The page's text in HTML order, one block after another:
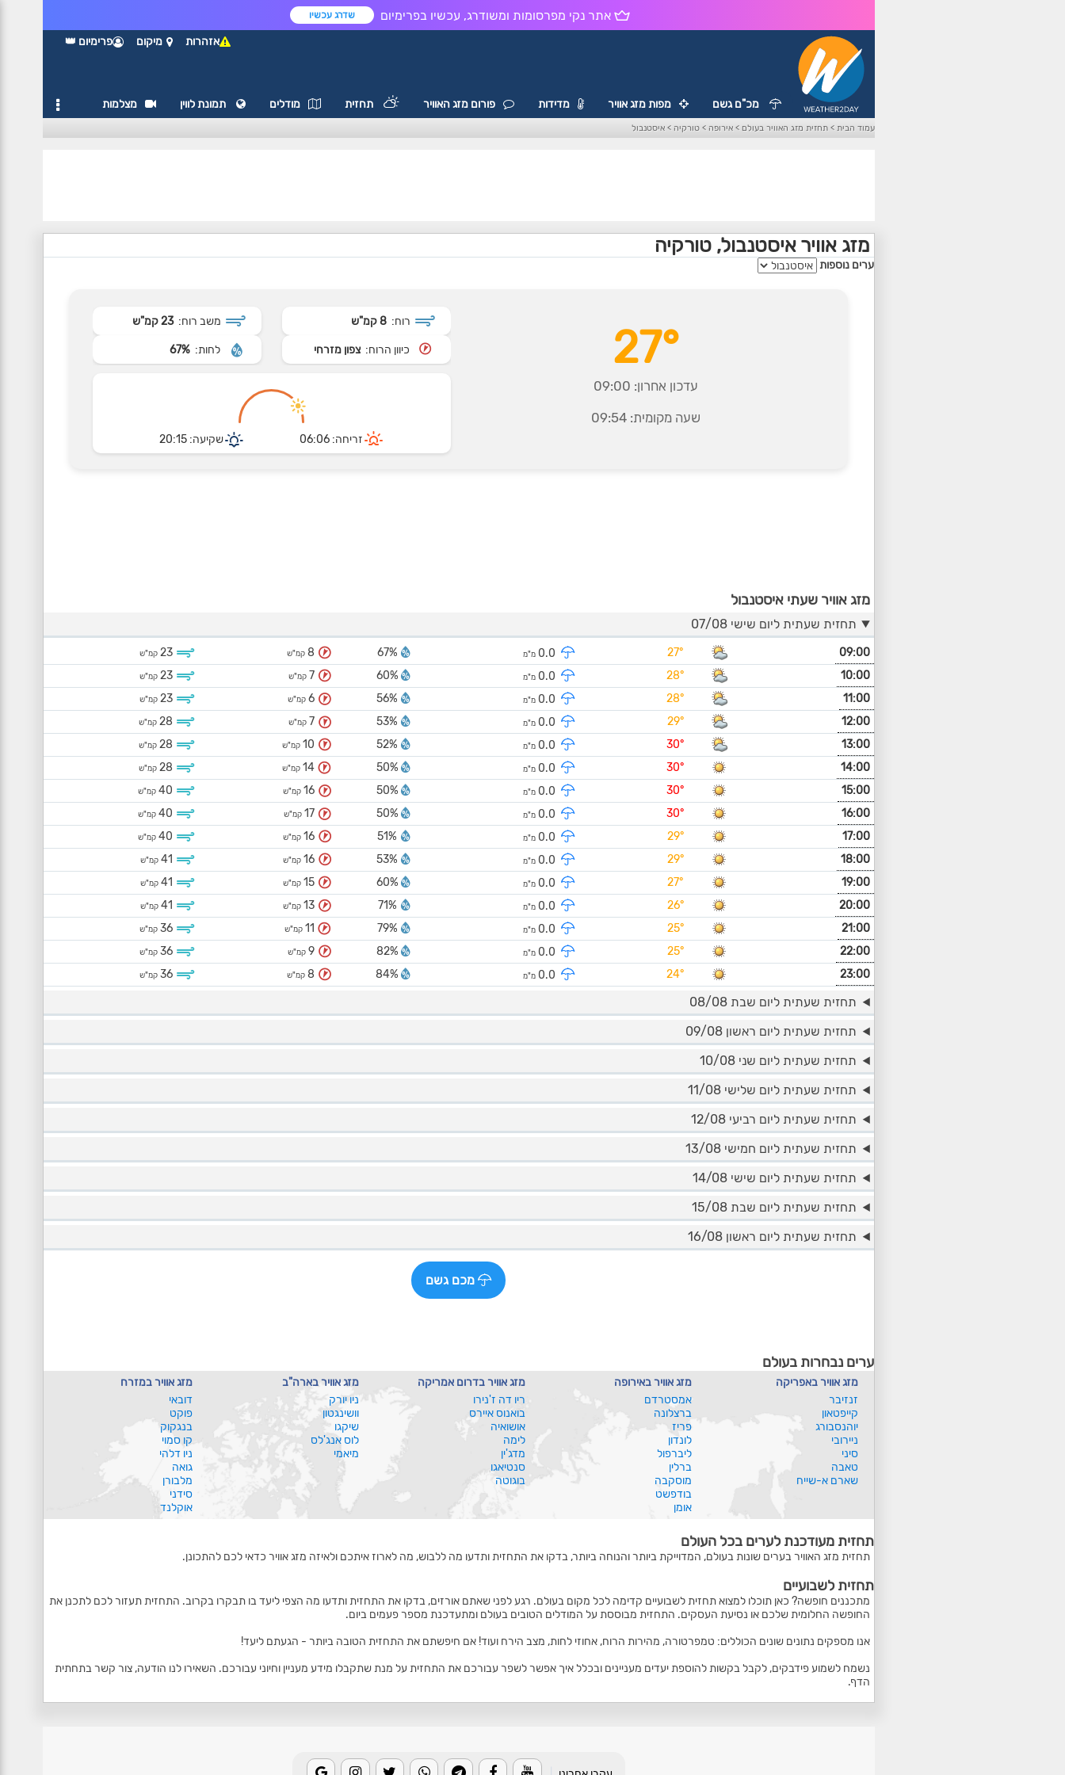
אתר נקי מפרסומות ומשודרג, עכשיו בפרימיום שדרג עכשיו
אזהרות מיקום פרימיום 👑
מכ"ם גשם מפות מזג אוויר מדידות פורום מזג האוויר תחזית מודלים תמונת לווין מצלמות
עמוד הבית >תחזית מזג האוויר בעולם >אירופה >טורקיה >איסטנבול
מזג אוויר איסטנבול, טורקיה
ערים נוספות
27°
עדכון אחרון: 09:00
שעה מקומית:09:54
רוח: 8 קמ"ש משב רוח: 23 קמ"ש
כיוון הרוח: צפון מזרחי לחות: 67%
זריחה: 06:06 שקיעה: 20:15
מזג אוויר שעתי איסטנבול
תחזית שעתית ליום שישי 07/08
09:00
27° מ"מ 67%
8 קמ"ש 23 קמ"ש
10:00
28° מ"מ 60%
7 קמ"ש 23 קמ"ש
11:00
28° מ"מ 56%
6 קמ"ש 23 קמ"ש
12:00
29° מ"מ 53%
7 קמ"ש 28 קמ"ש
13:00
30° מ"מ 52%
10 קמ"ש 28 קמ"ש
14:00
30° מ"מ 50%
14 קמ"ש 28 קמ"ש
15:00
30° מ"מ 50%
16 קמ"ש 40 קמ"ש
16:00
30° מ"מ 50%
17 קמ"ש 40 קמ"ש
17:00
29° מ"מ 51%
16 קמ"ש 40 קמ"ש
18:00
29° מ"מ 53%
16 קמ"ש 41 קמ"ש
19:00
27° מ"מ 60%
15 קמ"ש 41 קמ"ש
20:00
26° מ"מ 71%
13 קמ"ש 41 קמ"ש
21:00
25° מ"מ 79%
11 קמ"ש 36 קמ"ש
22:00
25° מ"מ 82%
9 קמ"ש 36 קמ"ש
23:00
24° מ"מ 84%
8 קמ"ש 36 קמ"ש
תחזית שעתית ליום שבת 08/08
תחזית שעתית ליום ראשון 09/08
תחזית שעתית ליום שני 10/08
תחזית שעתית ליום שלישי 11/08
תחזית שעתית ליום רביעי 12/08
תחזית שעתית ליום חמישי 13/08
תחזית שעתית ליום שישי 14/08
תחזית שעתית ליום שבת 15/08
תחזית שעתית ליום ראשון 16/08
מכם גשם
ערים נבחרות בעולם
מזג אוויר באפריקה
זנזיבר
קייפטאון
יוהנסבורג
ניירובי
סיני
טאבה
שארם א-שייח
מזג אוויר באירופה
אמסטרדם
ברצלונה
פריז
לונדון
ליברפול
ברלין
מוסקבה
בודפשט
אומן
מזג אוויר בדרום אמריקה
ריו דה ז'נירו
בואנוס איירס
אושואיה
לימה
מדג'ין
סנטיאגו
בוגוטה
מזג אוויר בארה"ב
ניו יורק
וושינגטון
שיקגו
לוס אנג'לס
מיאמי
מזג אוויר במזרח
דובאי
פוקט
בנגקוק
קו סמוי
ניו דלהי
גואה
מלבורן
סידני
אוקלנד
תחזית מעודכנת לערים בכל העולם
תחזית מזג האוויר בערים שונות בעולם, המדוייקת ביותר והנוחה ביותר, בדקו את התחזית ותדעו מה ללבוש, מה לארוז איתכם ולאיזה מזג אוויר כדאי לכם להתכונן.
תחזית לשבועיים
מתכננים חופשה? כאן תוכלו למצוא תחזית לשבועיים קדימה לכל מקום בעולם. רגע לפני שאתם אורזים, בדקו את התחזית ותדעו מה הצפי ליעד בו תבקרו בקרוב. התחזית תעזור לכם לתכנן את
החופשה החלומית שלכם או נסיעת העסקים. התחזית מבוססת על המודלים הטובים בעולם ומתעדכנת מספר פעמים ביום.
אנו מספקים נתונים שונים הכוללים: טמפרטורה, מהירות הרוח, אחוזי לחות, מצב הירח ועוד! אם חיפשתם את התחזית הטובה ביותר - הגעתם ליעד!
נשמח לשמוע פידבקים, לקבל בקשות להוספת יעדים מעניינים ובכלל איך אפשר לשפר עבורכם את התחזית על מנת שתקבלו מידע מעניין וחיוני עבורכם. השאירו לנו הודעה, צור קשר בתחתית
הדף.